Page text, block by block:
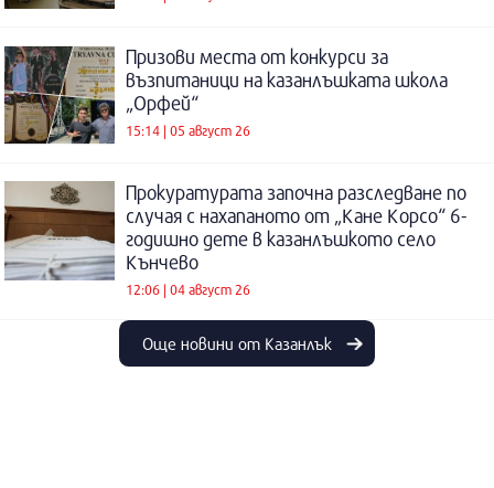
Призови места от конкурси за
възпитаници на казанлъшката школа
„Орфей“
15:14 | 05 август 26
Прокуратурата започна разследване по
случая с нахапаното от „Кане Корсо“ 6-
годишно дете в казанлъшкото село
Кънчево
12:06 | 04 август 26
Още новини от Казанлък